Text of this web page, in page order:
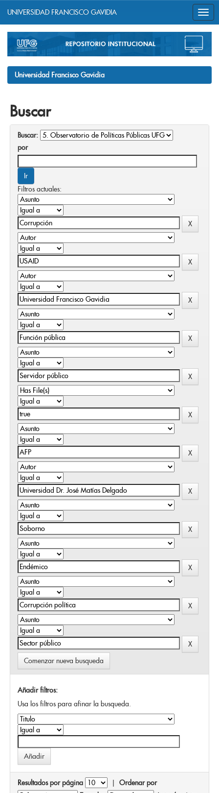
navigation
UNIVERSIDAD FRANCISCO GAVIDIA
Universidad Francisco Gavidia
Buscar
Buscar:
por
Filtros actuales:
Comenzar nueva busqueda
Añadir filtros:
Usa los filtros para afinar la busqueda.
Resultados por página | Ordenar por